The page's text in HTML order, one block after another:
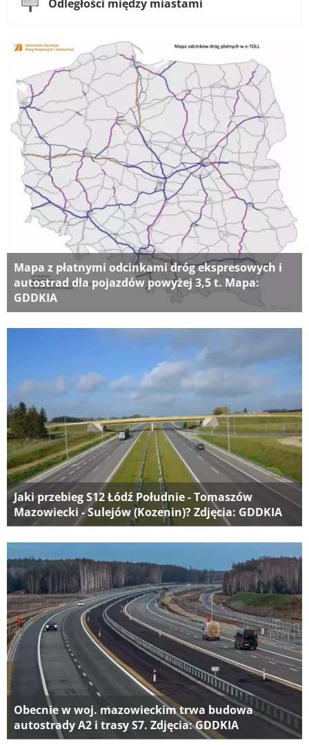
Odległości między miastami
Mapa z płatnymi odcinkami dróg ekspresowych i
autostrad dla pojazdów powyżej 3,5 t. Mapa:
GDDKIA
Jaki przebieg S12 Łódź Południe - Tomaszów
Mazowiecki - Sulejów (Kozenin)? Zdjęcia: GDDKIA
Obecnie w woj. mazowieckim trwa budowa
autostrady A2 i trasy S7. Zdjęcia: GDDKIA